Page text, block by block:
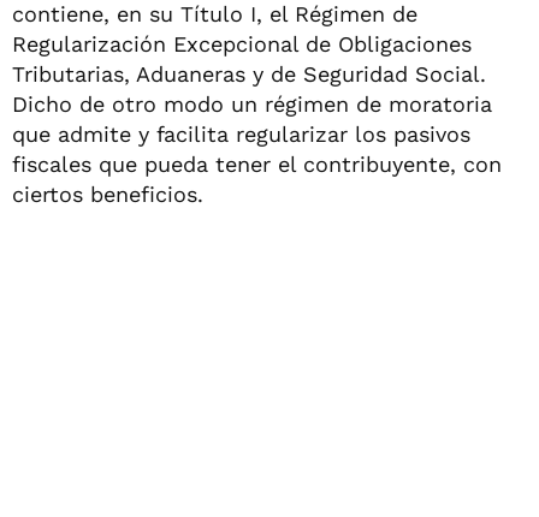
contiene, en su Título I, el Régimen de
Regularización Excepcional de Obligaciones
Tributarias, Aduaneras y de Seguridad Social.
Dicho de otro modo un régimen de moratoria
que admite y facilita regularizar los pasivos
fiscales que pueda tener el contribuyente, con
ciertos beneficios.